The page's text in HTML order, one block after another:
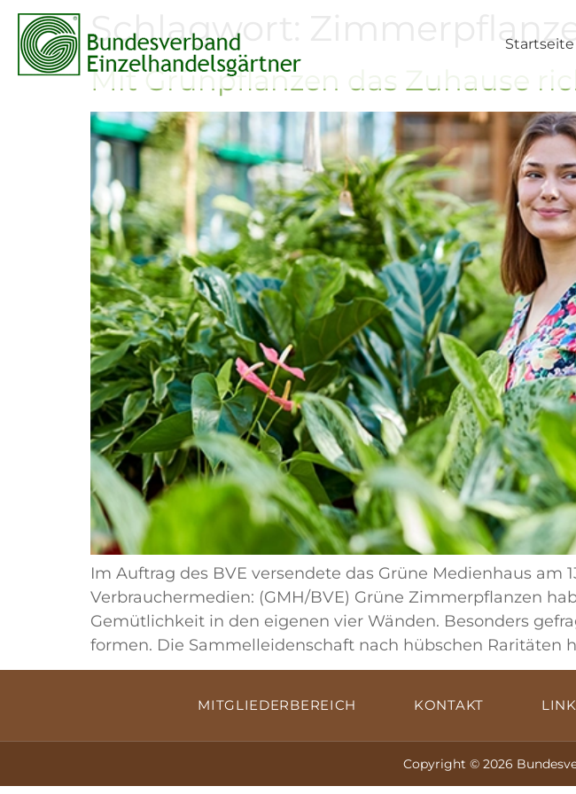
Startseite
Schlagwort:
Mit Grünpflanzen das Zuhause
Im Auftrag des BVE versendete das Grüne Medienhaus am
Verbrauchermedien: (GMH/BVE) Grüne Zimmerpflanzen
Gemütlichkeit in den eigenen vier Wänden. Besonders
formen. Die Sammelleidenschaft nach hübschen Raritäten
MITGLIEDERBEREICH KONTAKT
Copyright © 2026